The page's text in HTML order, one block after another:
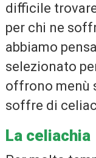
difficile
per chi ne
abbiamo
selezionato
offrono menù
soffre di
La celiachia